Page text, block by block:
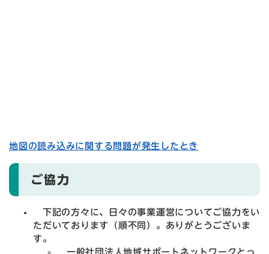
地図の読み込みに関する問題が発生したとき
ご協力
下記の方々に、日々の事業運営についてご協力をい
ただいております（順不同）。ありがとうございま
す。
一般社団法人地域サポートネットワークとっ